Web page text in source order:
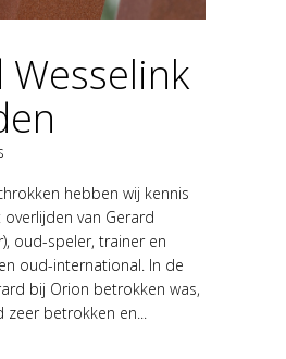
hebben wij kennis
van Gerard
oud-speler, trainer en
oud-international. In de
bij Orion betrokken was,
zeer betrokken en...